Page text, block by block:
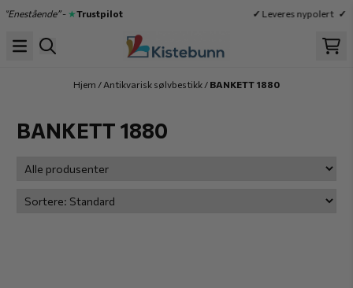
Hopp til innhold
“Enestående”-★Trustpilot ✓Leveres nypolert ✓
Hjem / Antikvarisk sølvbestikk / BANKETT 1880
BANKETT 1880